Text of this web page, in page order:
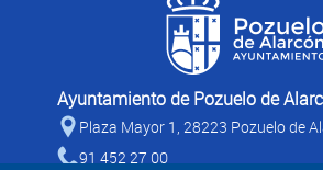
Ayuntamiento de Pozuelo de
Plaza Mayor 1, 28223 Pozuelo de
91 452 27 00